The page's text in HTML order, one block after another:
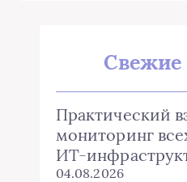
Свежие
Практический
мониторинг
ИТ-
04.08.2026